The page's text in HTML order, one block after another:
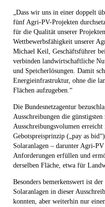
„Dass wir uns in einer doppelt
fünf Agri-PV-Projekten
für die Qualität unserer
Wettbewerbsfähigkeit unserer
Michael Keil, Geschäftsführer
verbinden landwirtschaftliche
und Speicherlösungen. Damit
Energieinfrastruktur, ohne die
Flächen aufzugeben.“
Die Bundesnetzagentur
Ausschreibungen die
Ausschreibungsvolumen
Gebotspreisprinzip („pay as
Solaranlagen – darunter Agri-PV
Anforderungen erfüllen und
derselben Fläche, etwa für
Besonders bemerkenswert ist
Solaranlagen in dieser
konnten, aber weiterhin nur